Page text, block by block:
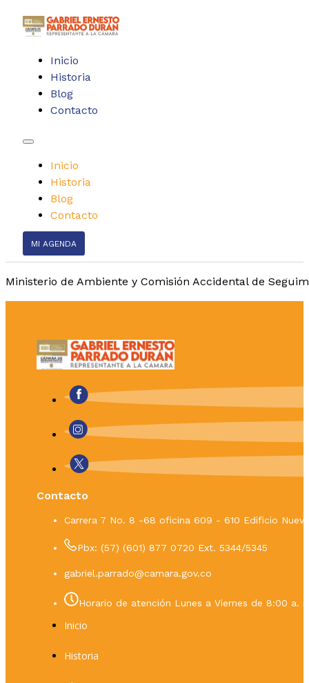
Inicio
Historia
Blog
Contacto
Inicio
Historia
Blog
Contacto
MI AGENDA
Ministerio de Ambiente y Comisión Accidental de
Contacto
Carrera 7 No. 8 -68 oficina 609 - 610 Edificio
Pbx: (57) (601) 877 0720 Ext. 5344/5345
gabriel.parrado@camara.gov.co
Horario de atención Lunes a Viernes de 8:00 a.
Inicio
Historia